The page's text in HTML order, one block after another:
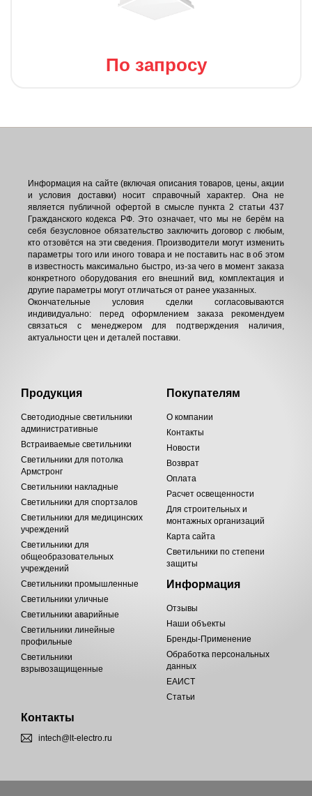
По запросу
Информация на сайте (включая описания товаров, цены, акции
и условия доставки) носит справочный характер. Она не
является публичной офертой в смысле пункта 2 статьи 437
Гражданского кодекса РФ. Это означает, что мы не берём на
себя безусловное обязательство заключить договор с любым,
кто отзовётся на эти сведения. Производители могут изменить
параметры того или иного товара и не поставить нас в об этом
в известность максимально быстро, из-за чего в момент заказа
конкретного оборудования его внешний вид, комплектация и
другие параметры могут отличаться от ранее указанных.
Окончательные условия сделки согласовываются
индивидуально: перед оформлением заказа рекомендуем
связаться с менеджером для подтверждения наличия,
актуальности цен и деталей поставки.
Продукция
Светодиодные светильники
административные
Встраиваемые светильники
Светильники для потолка
Армстронг
Светильники накладные
Светильники для спортзалов
Светильники для медицинских
учреждений
Светильники для
общеобразовательных
учреждений
Светильники промышленные
Светильники уличные
Светильники аварийные
Светильники линейные
профильные
Светильники
взрывозащищенные
Покупателям
О компании
Контакты
Новости
Возврат
Оплата
Расчет освещенности
Для строительных и
монтажных организаций
Карта сайта
Светильники по степени
защиты
Информация
Отзывы
Наши объекты
Бренды-Применение
Обработка персональных
данных
ЕАИСТ
Статьи
Контакты
intech@lt-electro.ru